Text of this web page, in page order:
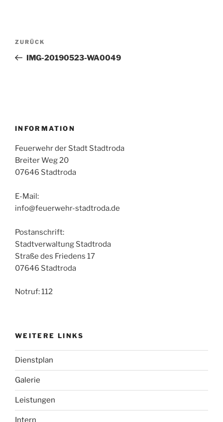
Beitragsnavigation
Vorheriger
Beitrag
ZURÜCK
IMG-20190523-WA0049
INFORMATION
Feuerwehr der Stadt Stadtroda
Breiter Weg 20
07646 Stadtroda
E-Mail:
info@feuerwehr-stadtroda.de
Postanschrift:
Stadtverwaltung Stadtroda
Straße des Friedens 17
07646 Stadtroda
Notruf: 112
WEITERE LINKS
Dienstplan
Galerie
Leistungen
Intern